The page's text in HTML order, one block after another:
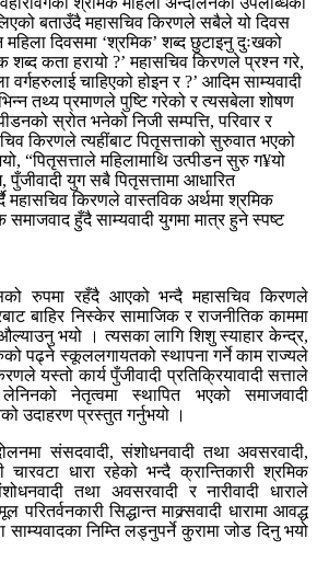
बताउँदै महासचिव किरणले सबैले यो दिवस
दिवसमा ‘श्रमिक’ शब्द छुटाइनु दुःखको
शब्द कता हरायो ?’ महासचिव किरणले प्रश्न गरे,
वर्गहरुलाई चाहिएको होइन र ?’ आदिम साम्यवादी
तथ्य प्रमाणले पुष्टि गरेको र त्यसबेला शोषण
स्रोत भनेको निजी सम्पत्ति, परिवार र
किरणले त्यहींबाट पितृसत्ताको सुरुवात भएको
“पितृसत्ताले महिलामाथि उत्पीडन सुरु ग¥यो
पुँजीवादी युग सबै पितृसत्तामा आधारित
महासचिव किरणले वास्तविक अर्थमा श्रमिक
समाजवाद हुँदै साम्यवादी युगमा मात्र हुने स्पष्ट
रुपमा रहँदै आएको भन्दै महासचिव किरणले
बाहिर निस्केर सामाजिक र राजनीतिक काममा
भयो । त्यसका लागि शिशु स्याहार केन्द्र,
पढ्ने स्कूललगायतको स्थापना गर्ने काम राज्यले
यस्तो कार्य पुँजीवादी प्रतिक्रियावादी सत्ताले
नेतृत्वमा स्थापित भएको समाजवादी
उदाहरण प्रस्तुत गर्नुभयो ।
संसदवादी, संशोधनवादी तथा अवसरवादी,
चारवटा धारा रहेको भन्दै क्रान्तिकारी श्रमिक
तथा अवसरवादी र नारीवादी धाराले
सिद्धान्त माक्र्सवादी धारामा आवद्ध
साम्यवादका निम्ति लड्नुपर्ने कुरामा जोड दिनु भयो